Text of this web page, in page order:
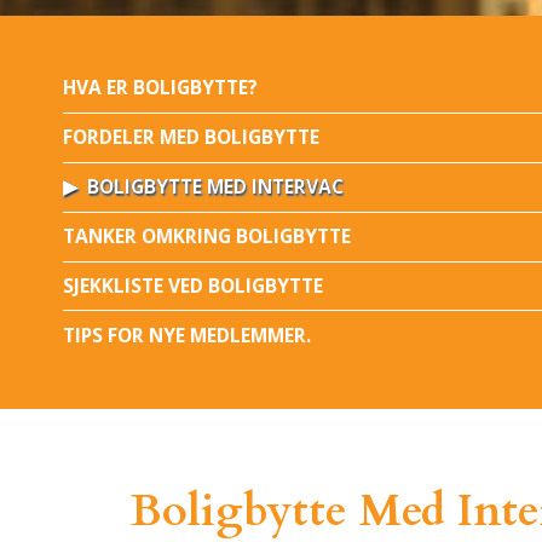
HVA ER BOLIGBYTTE?
FORDELER MED BOLIGBYTTE
BOLIGBYTTE MED INTERVAC
TANKER OMKRING BOLIGBYTTE
SJEKKLISTE VED BOLIGBYTTE
TIPS FOR NYE MEDLEMMER.
Boligbytte Med